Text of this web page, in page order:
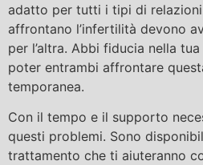
adatto per tutti i tipi di
affrontano l’infertilità devono
per l’altra. Abbi fiducia nella
poter entrambi affrontare
temporanea.
Con il tempo e il supporto
questi problemi. Sono
trattamento che ti aiuteranno